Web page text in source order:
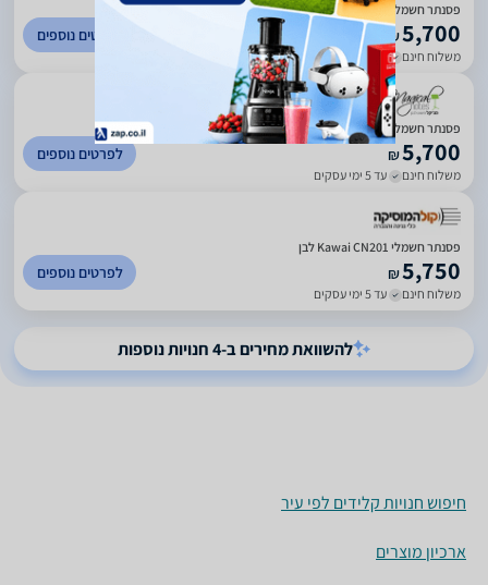
פסנתר חשמלי קוואי KAWAI CN201 Rosewood
₪5,700
משלוח חינם עד 5 ימי עסקים
לפרטים נוספים
5
(
221
)
פסנתר חשמלי Kawai CN201 במלאי!
₪5,700
משלוח חינם עד 5 ימי עסקים
לפרטים נוספים
פסנתר חשמלי Kawai CN201 לבן
₪5,750
משלוח חינם עד 5 ימי עסקים
לפרטים נוספים
להשוואת מחירים ב-4 חנויות נוספות
חיפוש חנויות קלידים לפי עיר
ארכיון מוצרים